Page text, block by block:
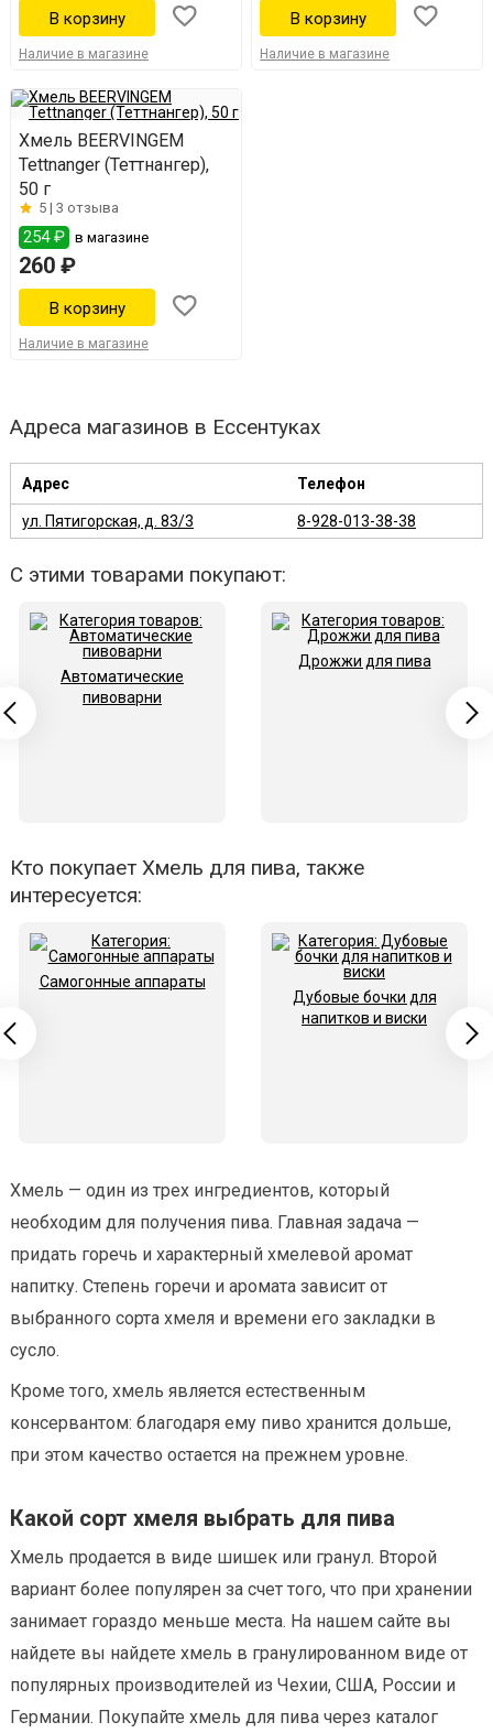
Наличие в магазине Наличие в магазине
Хмель BEERVINGEM
Tettnanger (Теттнангер),
50 г
5 | 3 отзыва
254 ₽ в магазине
260 ₽
Наличие в магазине
Адреса магазинов в Ессентуках
Адрес Телефон
ул. Пятигорская, д. 83/3 8-928-013-38-38
С этими товарами покупают:
Автоматические
пивоварни
Дрожжи для пива
Кто покупает Хмель для пива, также
интересуется:
Самогонные аппараты
Дубовые бочки для
напитков и виски
Хмель — один из трех ингредиентов, который
необходим для получения пива. Главная задача —
придать горечь и характерный хмелевой аромат
напитку. Степень горечи и аромата зависит от
выбранного сорта хмеля и времени его закладки в
сусло.
Кроме того, хмель является естественным
консервантом: благодаря ему пиво хранится дольше,
при этом качество остается на прежнем уровне.
Какой сорт хмеля выбрать для пива
Хмель продается в виде шишек или гранул. Второй
вариант более популярен за счет того, что при хранении
занимает гораздо меньше места. На нашем сайте вы
найдете вы найдете хмель в гранулированном виде от
популярных производителей из Чехии, США, России и
Германии. Покупайте хмель для пива через каталог